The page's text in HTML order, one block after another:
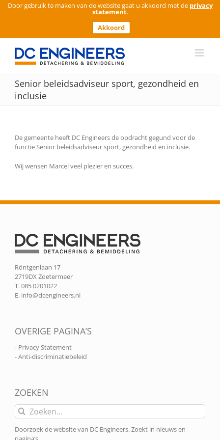
Door gebruik te maken van de website gaat u akkoord met de privacy
statement.
Akkoord
Ga
inhoud
Senior beleidsadviseur sport, gezondheid en
inclusie
De gemeente heeft DC Engineers de opdracht gegund voor de
functie Senior beleidsadviseur sport, gezondheid en inclusie.
Wij wensen Marcel veel plezier en succes.
Röntgenlaan 17
2719DX Zoetermeer
T. 085 0201022
E. info@dcengineers.nl
OVERIGE PAGINA’S
- Privacy Statement
- Anti-discriminatiebeleid
ZOEKEN
Zoeken
naar:
Doorzoek de website van DC Engineers. Zoekt in nieuws en